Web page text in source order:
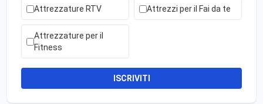
Attrezzature RTV Attrezzi per il Fai da te
Attrezzature per il
Fitness
ISCRIVITI